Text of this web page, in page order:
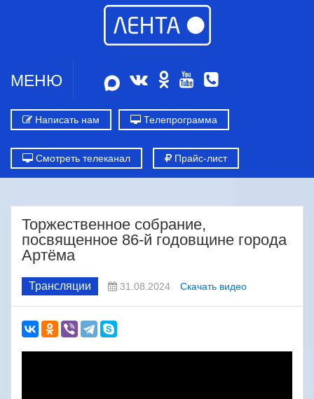
МЕНЮ
Написать нам Телепрограмма
Смотреть телеканал Прайс-лист
Торжественное собрание,
посвященное 86-й годовщине города
Артёма
Трансляции 31.08.2024 Скачать видео